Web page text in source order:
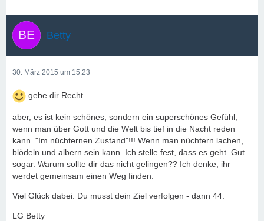
Betty
30. März 2015 um 15:23
gebe dir Recht....
aber, es ist kein schönes, sondern ein superschönes Gefühl,
wenn man über Gott und die Welt bis tief in die Nacht reden
kann. "Im nüchternen Zustand"!!! Wenn man nüchtern lachen,
blödeln und albern sein kann. Ich stelle fest, dass es geht. Gut
sogar. Warum sollte dir das nicht gelingen?? Ich denke, ihr
werdet gemeinsam einen Weg finden.
Viel Glück dabei. Du musst dein Ziel verfolgen - dann 44.
LG Betty